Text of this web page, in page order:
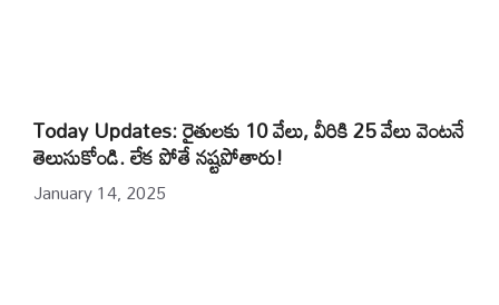
Today Updates: రైతులకు 10 వేలు, వీరికి 25 వేలు వెంటనే
తెలుసుకోండి. లేక పోతే నష్టపోతారు!
January 14, 2025